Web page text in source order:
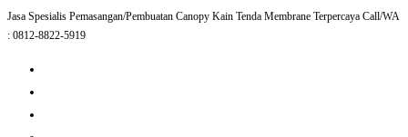
Skip
to
Jasa Spesialis Pemasangan/Pembuatan Canopy Kain Tenda Membrane Terpercaya Call/WA
: 0812-8822-5919